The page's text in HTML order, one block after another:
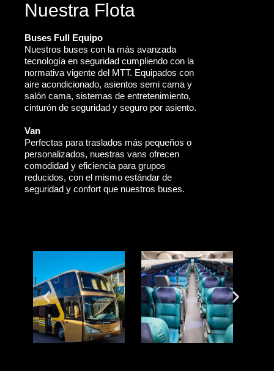
Nuestra Flota
Buses Full Equipo
Nuestros buses con la más avanzada
tecnología en seguridad cumpliendo con la
normativa vigente del MTT. Equipados con
aire acondicionado, asientos semi cama y
salón cama, sistemas de entretenimiento,
cinturón de seguridad y seguro por asiento.
Van
Perfectas para traslados más pequeños o
personalizados, nuestras vans ofrecen
comodidad y eficiencia para grupos
reducidos, con el mismo estándar de
seguridad y confort que nuestros buses.